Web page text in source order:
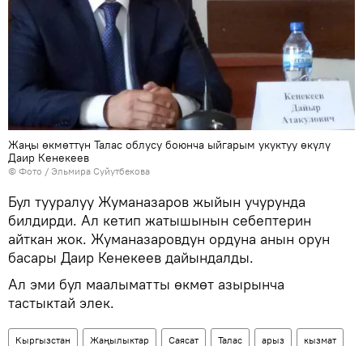
Жаңы өкмөттүн Талас облусу боюнча ыйгарым укуктуу өкүлү
Даир Кенекеев
© Фото / Эльмира Суйутбекова
Бул тууралуу Жуманазаров жыйын учурунда
билдирди. Ал кетип жатышынын себептерин
айткан жок. Жуманазаровдун ордуна анын орун
басары Даир Кенекеев дайындалды.
Ал эми бул маалыматты өкмөт азырынча
тастыктай элек.
Кыргызстан Жаңылыктар Саясат Талас арыз кызмат